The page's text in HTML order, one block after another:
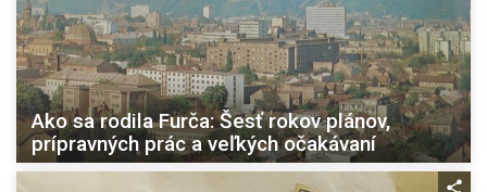
Ako sa rodila Furča: Šesť rokov plánov,
prípravných prác a veľkých očakávaní